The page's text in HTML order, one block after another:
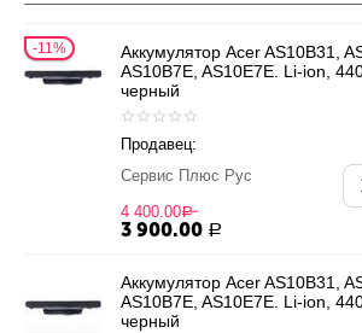
11%
Аккумулятор Acer AS10B31,
AS10B7E, AS10E7E. Li-ion,
черный
Продавец:
Сервис Плюс Рус
4 400.00Р
3 900.00 Р
Аккумулятор Acer AS10B31,
AS10B7E, AS10E7E. Li-ion,
черный